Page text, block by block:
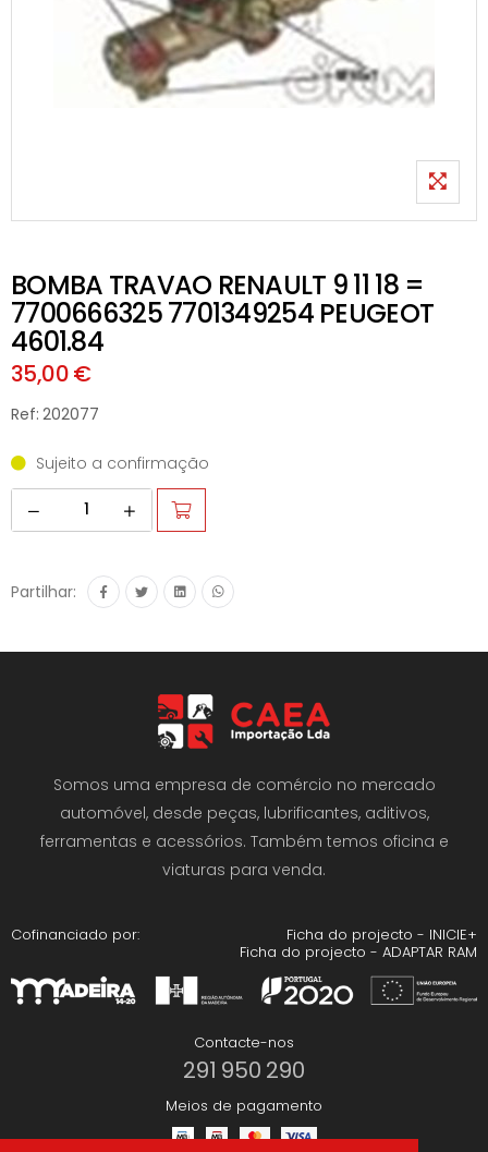
BOMBA TRAVAO RENAULT 9 11 18 =
7700666325 7701349254 PEUGEOT
4601.84
35,00 €
Ref: 202077
Sujeito a confirmação
Partilhar:
Somos uma empresa de comércio no mercado
automóvel, desde peças, lubrificantes, aditivos,
ferramentas e acessórios. Também temos oficina e
viaturas para venda.
Cofinanciado por:
Ficha do projecto - INICIE+
Ficha do projecto - ADAPTAR RAM
Contacte-nos
291 950 290
Meios de pagamento